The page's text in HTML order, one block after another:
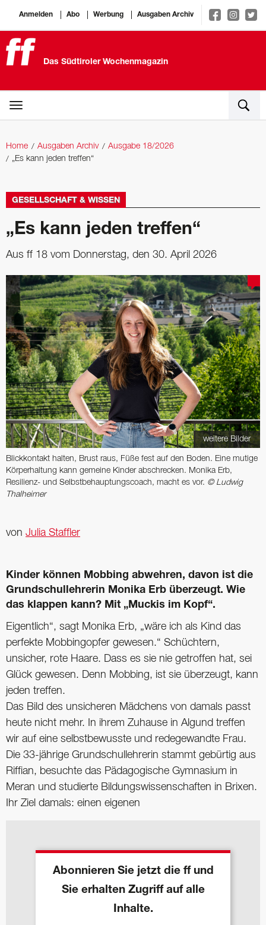
Anmelden Abo Werbung Ausgaben Archiv
Das Südtiroler Wochenmagazin
Home Ausgaben Archiv
Ausgabe 18/2026
„Es kann jeden treffen“
GESELLSCHAFT & WISSEN
„Es kann jeden treffen“
Aus ff 18 vom Donnerstag, den 30. April 2026
weitere Bilder
Blickkontakt halten, Brust raus, Füße fest auf den Boden. Eine mutige
Körper­haltung kann gemeine Kinder ab­schrecken. Monika Erb,
Resilienz- und Selbstbehauptungscoach, macht es vor. © Ludwig
Thalheimer
von Julia Staffler
Kinder können Mobbing abwehren, davon ist die
Grundschullehrerin Monika Erb überzeugt. Wie
das klappen kann? Mit „Muckis im Kopf“.
Eigentlich“, sagt Monika Erb, „wäre ich als Kind das
perfekte Mobbingopfer gewesen.“ Schüchtern,
unsicher, rote Haare. Dass es sie nie getroffen hat, sei
Glück gewesen. Denn Mobbing, ist sie überzeugt, kann
jeden treffen.
Das Bild des unsicheren Mädchens von damals passt
heute nicht mehr. In ihrem Zuhause in Algund treffen
wir auf eine selbstbewusste und redegewandte Frau.
Die 33-jährige Grundschullehrerin stammt gebürtig aus
Riffian, besuchte das Pädagogische Gymnasium in
Meran und studierte Bildungswissenschaften in Brixen.
Ihr Ziel damals: einen eigenen
Abonnieren Sie jetzt die ff und
Sie erhalten Zugriff auf alle
Inhalte.